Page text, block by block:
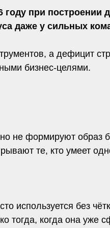
при построении
даже у сильных
а дефицит
бизнес-целями.
не формируют образ
те, кто умеет
используется без
тогда, когда она уже